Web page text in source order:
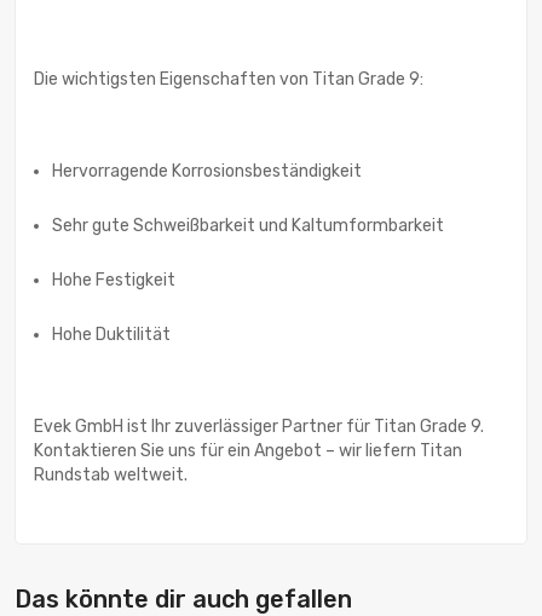
Die wichtigsten Eigenschaften von Titan Grade 9:
Hervorragende Korrosionsbeständigkeit
Sehr gute Schweißbarkeit und Kaltumformbarkeit
Hohe Festigkeit
Hohe Duktilität
Evek GmbH ist Ihr zuverlässiger Partner für Titan Grade 9.
Kontaktieren Sie uns für ein Angebot – wir liefern Titan
Rundstab weltweit.
Das könnte dir auch gefallen